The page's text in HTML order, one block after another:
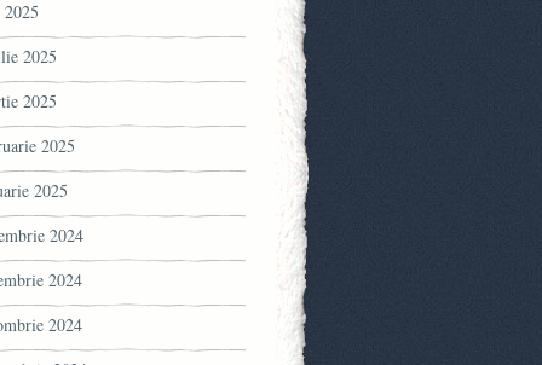
2025
2025
2025
2025
2024
2024
2024